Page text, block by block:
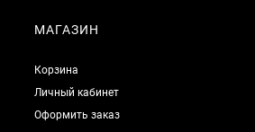
МАГАЗИН
Корзина
Личный кабинет
Оформить заказ